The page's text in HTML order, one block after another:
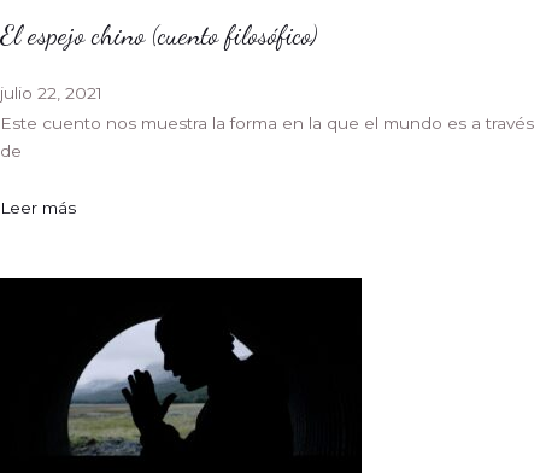
El espejo chino (cuento filosófico)
julio 22, 2021
Este cuento nos muestra la forma en la que el mundo es a través
de
Leer más